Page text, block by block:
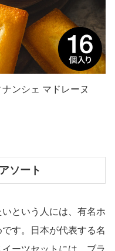
ンシェ マドレーヌ
ソート
という人には、有名ホ
す。日本が代表する名